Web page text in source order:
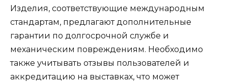
Изделия, соответствующие международным
стандартам, предлагают дополнительные
гарантии по долгосрочной службе и
механическим повреждениям. Необходимо
также учитывать отзывы пользователей и
аккредитацию на выставках, что может